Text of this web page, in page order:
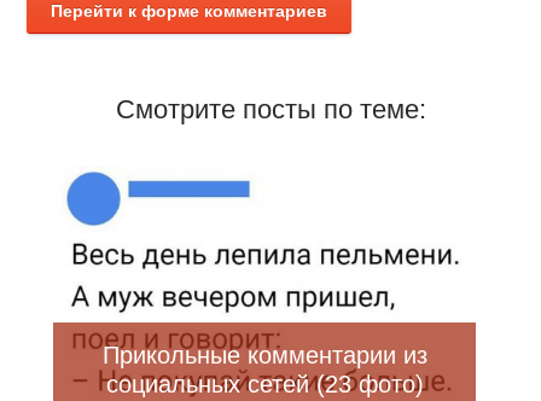
Перейти к форме комментариев
Смотрите посты по теме:
Прикольные комментарии из
социальных сетей (23 фото)